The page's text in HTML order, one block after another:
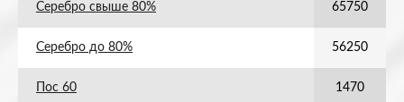
Серебро свыше 80% 65750
Серебро до 80% 56250
Пос 60 1470